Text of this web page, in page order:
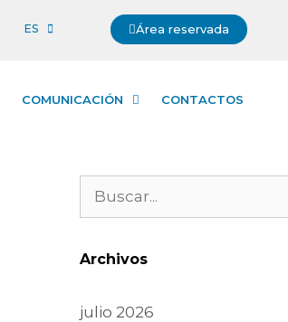
ES Área reservada
COMUNICACIÓN CONTACTOS
Archivos
julio 2026